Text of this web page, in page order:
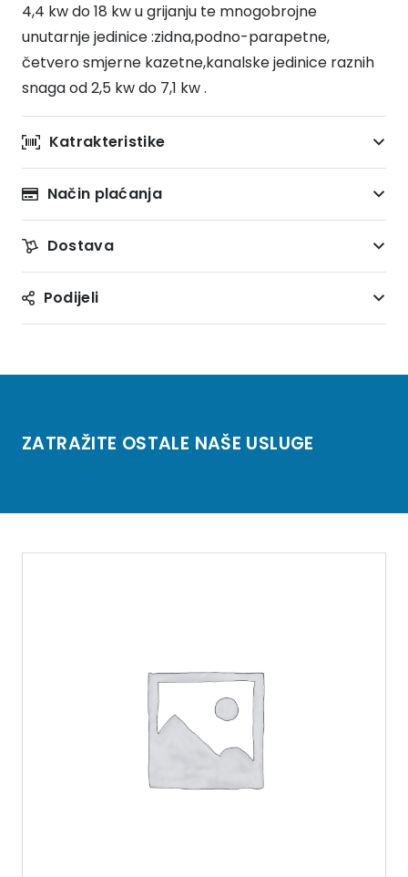
4,4 kw do 18 kw u grijanju te mnogobrojne
unutarnje jedinice :zidna,podno-parapetne,
četvero smjerne kazetne,kanalske jedinice raznih
snaga od 2,5 kw do 7,1 kw .
Katrakteristike
Način plaćanja
Dostava
Podijeli
ZATRAŽITE OSTALE NAŠE USLUGE